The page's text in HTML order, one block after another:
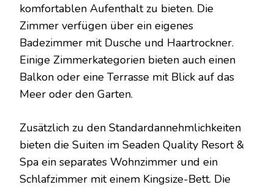
komfortablen Aufenthalt zu bieten. Die
Zimmer verfügen über ein eigenes
Badezimmer mit Dusche und Haartrockner.
Einige Zimmerkategorien bieten auch einen
Balkon oder eine Terrasse mit Blick auf das
Meer oder den Garten.
Zusätzlich zu den Standardannehmlichkeiten
bieten die Suiten im Seaden Quality Resort &
Spa ein separates Wohnzimmer und ein
Schlafzimmer mit einem Kingsize-Bett. Die